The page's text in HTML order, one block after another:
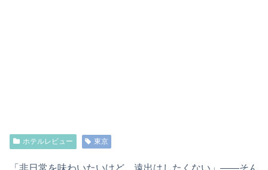
ホテルレビュー 東京
「非日常を味わいたいけど、遠出はしたくない」――そん